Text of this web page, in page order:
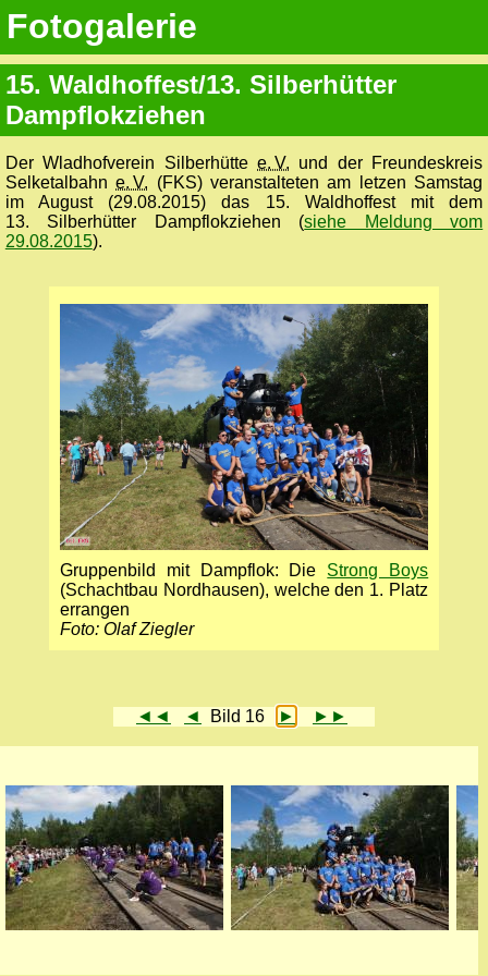
Fotogalerie
15. Waldhoffest/13. Silberhütter
Dampflokziehen
Der Wladhofverein Silberhütte e. V. und der Freundeskreis
Selketalbahne. V. (FKS) veranstalteten am letzen Samstag
im August (29.08.2015) das 15. Waldhoffest mit dem
13. Silberhütter Dampflokziehen (siehe Meldung vom
29.08.2015).
Gruppenbild mit Dampflok: Die Strong Boys
(Schachtbau Nordhausen), welche den 1. Platz
errangen
Foto: Olaf Ziegler
◄◄ ◄ Bild 16 ► ►►